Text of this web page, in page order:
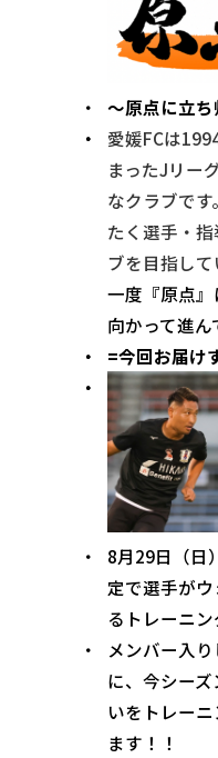
～原点に立
愛媛FCは
まったJリー
なクラブで
たく選手・
ブを目指して
一度『原点
向かって進ん
=今回お届け
8月29日（日
定で選手が
るトレーニン
メンバー入
に、今シー
いをトレー
ます！！